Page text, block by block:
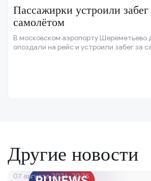
Пассажирки устроили забег
самолётом
В московском аэропорту
опоздали на рейс и устроили забег за
Другие новости
07 августа 2026, 20:35